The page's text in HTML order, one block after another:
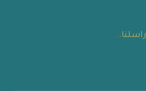
راسلنا..